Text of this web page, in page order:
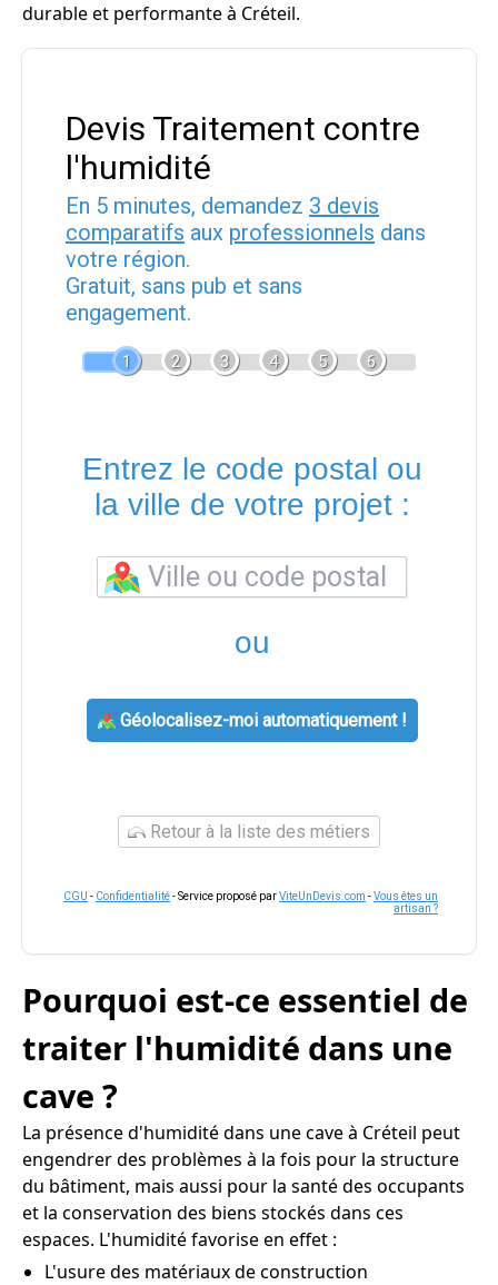
durable et performante à Créteil.
Devis Traitement contre
l'humidité
En 5 minutes, demandez 3 devis
comparatifs aux professionnels dans
votre région.
Gratuit, sans pub et sans
engagement.
1 2 3 4 5 6
Entrez le code postal ou
la ville de votre projet :
ou
Géolocalisez-moi automatiquement !
Retour à la liste des métiers
CGU - Confidentialité- Service proposé parViteUnDevis.com -Vous êtes un
artisan ?
Pourquoi est-ce essentiel de
traiter l'humidité dans une
cave ?
La présence d'humidité dans une cave à Créteil peut
engendrer des problèmes à la fois pour la structure
du bâtiment, mais aussi pour la santé des occupants
et la conservation des biens stockés dans ces
espaces. L'humidité favorise en effet :
L'usure des matériaux de construction